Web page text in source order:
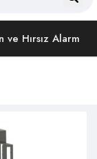
ve Hırsız Alarm